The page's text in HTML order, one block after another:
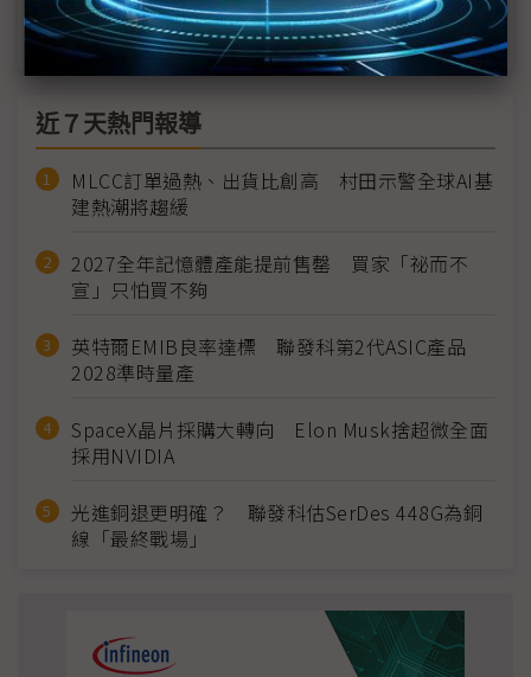
夏普最新財報虧損比預期更高 SDP宣告關廠
近７天熱門報導
MLCC訂單過熱、出貨比創高 村田示警全球AI基
建熱潮將趨緩
2027全年記憶體產能提前售罄 買家「祕而不
宣」只怕買不夠
英特爾EMIB良率達標 聯發科第2代ASIC產品
2028準時量產
SpaceX晶片採購大轉向 Elon Musk捨超微全面
採用NVIDIA
光進銅退更明確？ 聯發科估SerDes 448G為銅
線「最終戰場」